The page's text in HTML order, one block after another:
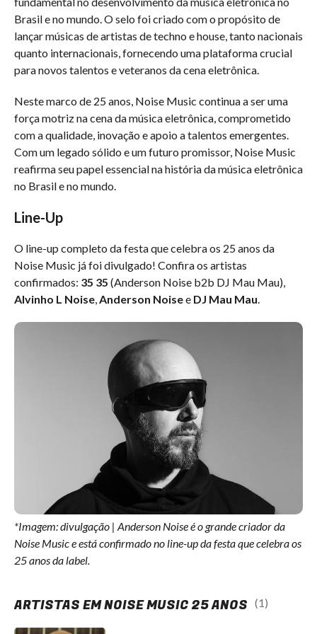
Brasil e no mundo. O selo foi criado com o propósito de
lançar músicas de artistas de techno e house, tanto nacionais
quanto internacionais, fornecendo uma plataforma crucial
para novos talentos e veteranos da cena eletrônica.
Neste marco de 25 anos, Noise Music continua a ser uma
força motriz na cena da música eletrônica, comprometido
com a qualidade, inovação e apoio a talentos emergentes.
Com um legado sólido e um futuro promissor, Noise Music
reafirma seu papel essencial na história da música eletrônica
no Brasil e no mundo.
Line-Up
O line-up completo da festa que celebra os 25 anos da
Noise Music já foi divulgado! Confira os artistas
confirmados: 35 35 (Anderson Noise b2b DJ Mau Mau),
Alvinho L Noise,Anderson Noisee DJ Mau Mau.
*Imagem: divulgação | Anderson Noise é o grande criador da
Noise Music e está confirmado no line-up da festa que celebra os
25 anos da label.
ARTISTAS EM NOISE MUSIC 25 ANOS (1)